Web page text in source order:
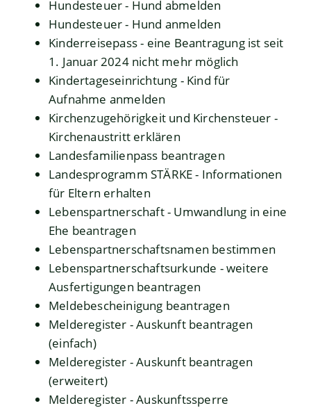
Hundesteuer - Hund abmelden
Hundesteuer - Hund anmelden
Kinderreisepass - eine Beantragung ist seit
1. Januar 2024 nicht mehr möglich
Kindertageseinrichtung - Kind für
Aufnahme anmelden
Kirchenzugehörigkeit und Kirchensteuer -
Kirchenaustritt erklären
Landesfamilienpass beantragen
Landesprogramm STÄRKE - Informationen
für Eltern erhalten
Lebenspartnerschaft - Umwandlung in eine
Ehe beantragen
Lebenspartnerschaftsnamen bestimmen
Lebenspartnerschaftsurkunde - weitere
Ausfertigungen beantragen
Meldebescheinigung beantragen
Melderegister - Auskunft beantragen
(einfach)
Melderegister - Auskunft beantragen
(erweitert)
Melderegister - Auskunftssperre